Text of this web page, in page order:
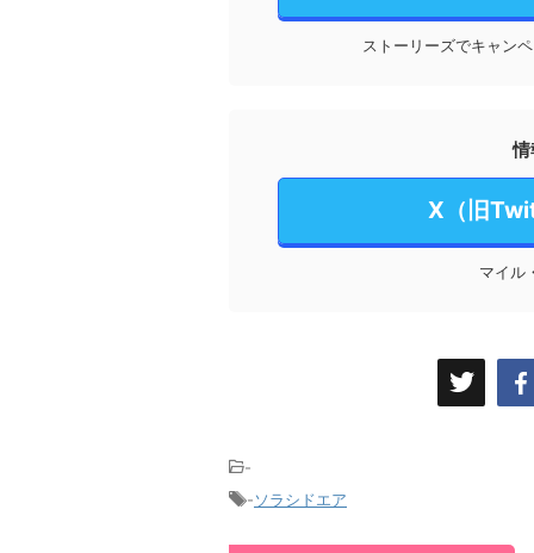
ストーリーズでキャン
情
X（旧
マイル
-
-ソラシドエア